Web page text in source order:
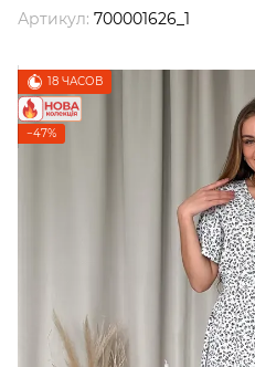
Артикул: 700001626_1
18 ЧАСОВ
−47%